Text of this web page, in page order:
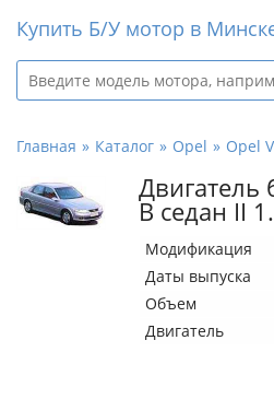
Купить Б/У мотор в
Главная Каталог Opel Opel
Двигатель
B седан II
Модификация
Даты выпуска
Объем
Двигатель